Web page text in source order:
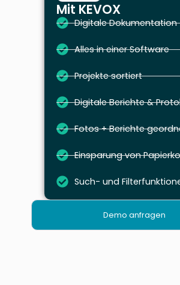
Mit KEVOX
Digitale Dokumentation
Alles in einer Software
Projekte sortiert
Digitale Berichte &
Fotos + Berichte
Einsparung von
Such- und
Demo anfragen